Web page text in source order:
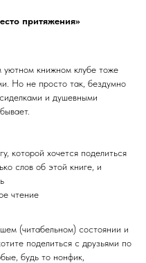
притяжения»
книжном клубе тоже
Но не просто так, бездумно
и душевными
которой хочется поделиться
слов об этой книге, и
чтение
(читабельном) состоянии и
поделиться с друзьями по
будь то нонфик,